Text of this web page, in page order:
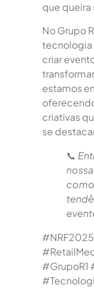
que queira
No Grupo
tecnologia
criar
estamos
criativas
se
📞
#GrupoR1